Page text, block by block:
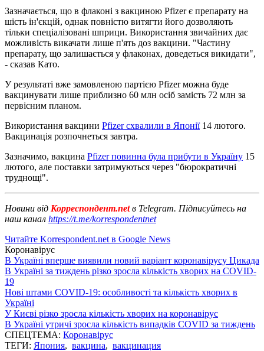
Зазначається, що в флаконі з вакциною Pfizer є препарату на
шість ін'єкцій, однак повністю витягти його дозволяють
тільки спеціалізовані шприци. Використання звичайних дає
можливість викачати лише п'ять доз вакцини. "Частину
препарату, що залишається у флаконах, доведеться викидати",
- сказав Като.
У результаті вже замовленою партією Pfizer можна буде
вакцинувати лише приблизно 60 млн осіб замість 72 млн за
первісним планом.
Використання вакцини Pfizer схвалили в Японії14 лютого.
Вакцинація розпочнеться завтра.
Зазначимо, вакцина Pfizer повинна була прибути в Україну 15
лютого, але поставки затримуються через "бюрократичні
труднощі".
Новини від Корреспондент.netв Telegram. Підписуйтесь на
наш канал https://t.me/korrespondentnet
Читайте Korrespondent.net в Google News
Коронавірус
В Україні вперше виявили новий варіант коронавірусу Цикада
В Україні за тиждень різко зросла кількість хворих на COVID-
19
Нові штами COVID-19: особливості та кількість хворих в
Україні
У Києві різко зросла кількість хворих на коронавірус
В Україні утричі зросла кількість випадків COVID за тиждень
СПЕЦТЕМА: Коронавірус
ТЕГИ: Япония, вакцина, вакцинация